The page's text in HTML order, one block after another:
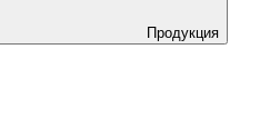
Продукция